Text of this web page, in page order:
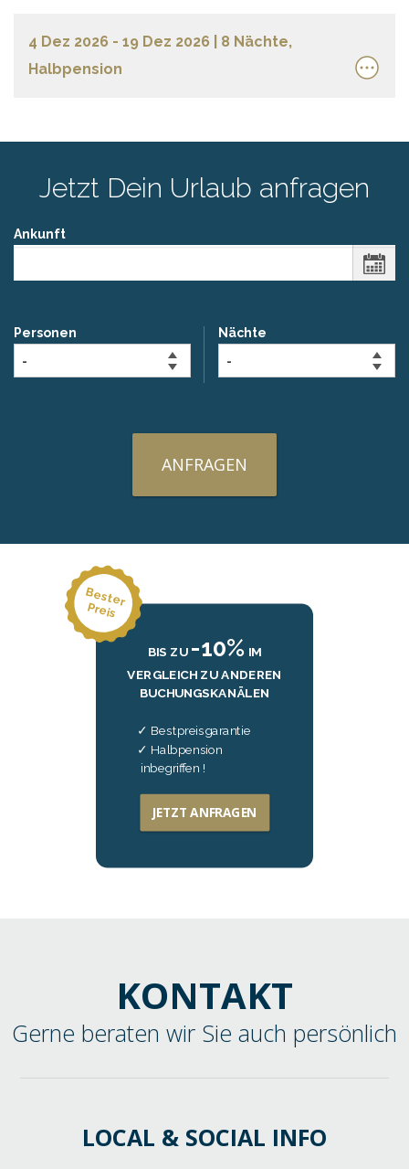
4 Dez 2026 - 19 Dez 2026
| 8 Nächte,
Halbpension
Jetzt Dein Urlaub anfragen
Ankunft
Personen Nächte
ANFRAGEN
B
e
ste
r
P
re
is
BIS ZU -10% IM
VERGLEICH ZU ANDEREN
BUCHUNGSKANÄLEN
Bestpreisgarantie
Halbpension
inbegriffen !
JETZT ANFRAGEN
KONTAKT
Gerne beraten wir Sie auch persönlich
LOCAL & SOCIAL INFO